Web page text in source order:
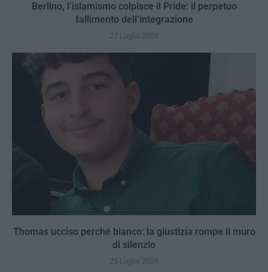
Berlino, l’islamismo colpisce il Pride: il perpetuo
fallimento dell’integrazione
27 Luglio 2026
Thomas ucciso perché bianco: la giustizia rompe il muro
di silenzio
25 Luglio 2026